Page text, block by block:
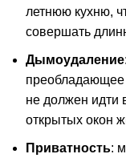
летнюю кухню,
совершать
Дымоудаление
преобладающее
не должен идти
открытых окон
Приватность: